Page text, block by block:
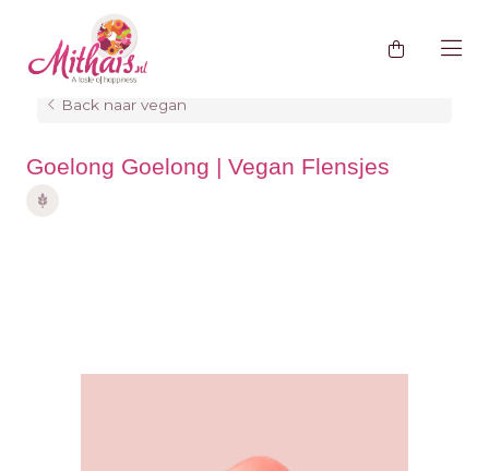
Back naar vegan
Goelong Goelong | Vegan Flensjes